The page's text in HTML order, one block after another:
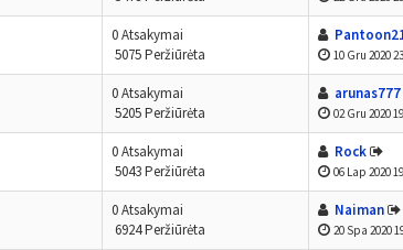
0 Atsakymai
5075 Peržiūrėta
10 Gru 2020
0 Atsakymai
5205 Peržiūrėta
arunas777
02 Gru 2020
0 Atsakymai
5043 Peržiūrėta
Rock
06 Lap 2020
0 Atsakymai
6924 Peržiūrėta
Naiman
20 Spa 2020